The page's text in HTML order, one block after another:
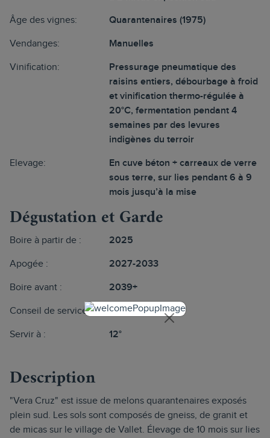
Âge des vignes: Quarantenaires (1975)
Vendanges: Manuelles
Vinification:
Pressurage pneumatique des
raisins entiers, débourbage à froid
et vinification thermo-régulée à
20°C, fermentation pendant 4
semaines par des levures
indigènes du terroir
Elevage:
En cuve béton + carreaux de verre
sous terre, sur lies pendant 6 à 9
mois jusqu’à la mise
Dégustation et Garde
Boire à partir de : 2025
Apogée : 2027-2033
Boire avant : 2039+
Conseil de service : En magnum
Servir à : 12°
Description
"Vera Cruz" est issue de melons quarantenaires exposés
plein sud. Les sols sont composés de gneiss, de granit et
de micas sur le village de Vallet. Élevage de 10 mois sur lies